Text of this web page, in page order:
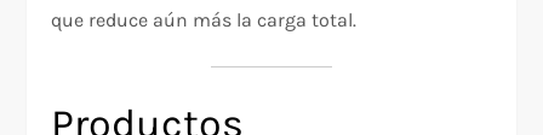
que reduce aún más la carga total.
Productos